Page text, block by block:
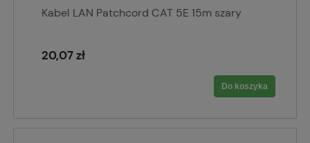
Kabel LAN Patchcord CAT 5E 15m szary
20,07 zł
Do koszyka